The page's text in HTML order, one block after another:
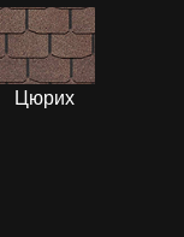
Цюрих
ПОДРОБНЕЕ